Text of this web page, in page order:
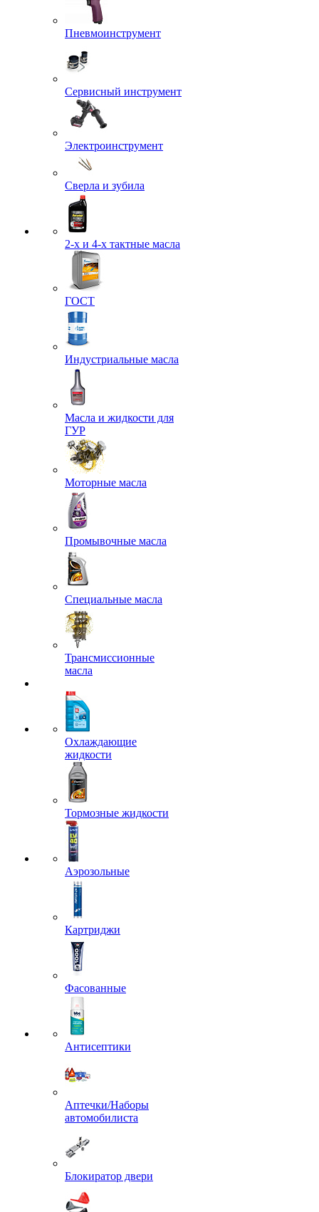
Пневмоинструмент
Сервисный инструмент
Электроинструмент
Сверла и зубила
2-х и 4-х тактные масла
ГОСТ
Индустриальные масла
Масла и жидкости для
ГУР
Моторные масла
Промывочные масла
Специальные масла
Трансмиссионные
масла
Охлаждающие
жидкости
Тормозные жидкости
Аэрозольные
Картриджи
Фасованные
Антисептики
Аптечки/Наборы
автомобилиста
Блокиратор двери